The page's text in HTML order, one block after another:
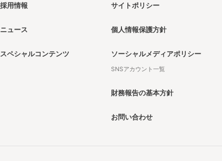
採用情報
ニュース
スペシャルコンテンツ
サイトポリシー
個人情報保護方針
ソーシャルメディアポリシー
SNSアカウント一覧
財務報告の基本方針
お問い合わせ